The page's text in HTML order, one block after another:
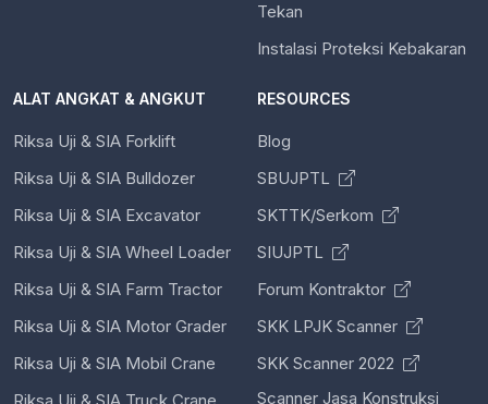
Tekan
Instalasi Proteksi Kebakaran
ALAT ANGKAT & ANGKUT
Riksa Uji & SIA Forklift
Riksa Uji & SIA Bulldozer
Riksa Uji & SIA Excavator
Riksa Uji & SIA Wheel Loader
Riksa Uji & SIA Farm Tractor
Riksa Uji & SIA Motor Grader
Riksa Uji & SIA Mobil Crane
RESOURCES
Blog
SBUJPTL
SKTTK/Serkom
SIUJPTL
Forum Kontraktor
SKK LPJK Scanner
SKK Scanner 2022
Scanner Jasa Konstruksi